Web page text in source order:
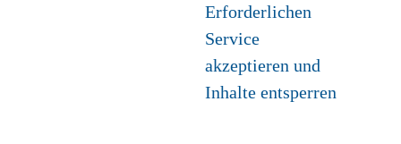
Erforderlichen
Service
akzeptieren und
Inhalte entsperren